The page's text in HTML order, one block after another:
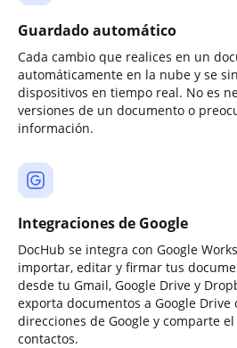
Guardado automático
Cada cambio que realices en un
automáticamente en la nube y se
dispositivos en tiempo real. No es
versiones de un documento o
información.
Integraciones de Google
DocHub se integra con Google
importar, editar y firmar tus
desde tu Gmail, Google Drive y
exporta documentos a Google
direcciones de Google y comparte
contactos.